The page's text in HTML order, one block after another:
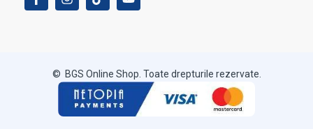
© BGS Online Shop. Toate drepturile rezervate.